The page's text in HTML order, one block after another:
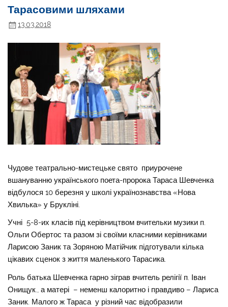
Тарасовими шляхами
13.03.2018
Чудове театрально-мистецьке свято приурочене
вшануванню українського поета-пророка Тараса Шевченка
відбулося 10 березня у школі українознавства «Нова
Хвилька» у Брукліні.
Учні 5-8-их класів під керівництвом вчительки музики п.
Ольги Обертос та разом зі своїми класними керівниками
Ларисою Заник та Зоряною Матійчик підготували кілька
цікавих сценок з життя маленького Тарасика.
Роль батька Шевченка гарно зіграв вчитель релігії п. Іван
Онищук., а матері – неменш калоритно і правдиво – Лариса
Заник. Малого ж Тараса у різний час відобразили